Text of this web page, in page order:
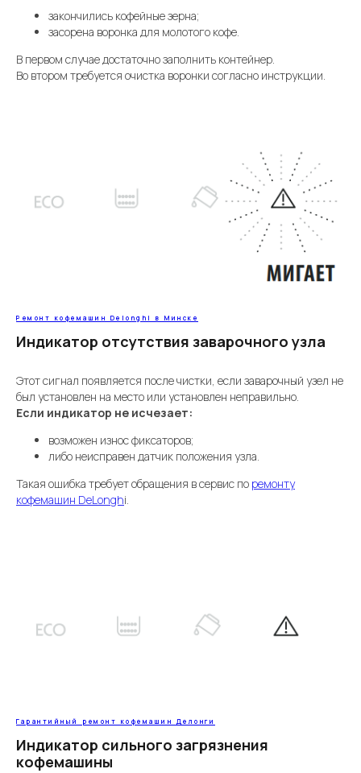
закончились кофейные зерна;
засорена воронка для молотого кофе.
В первом случае достаточно заполнить контейнер.
Во втором требуется очистка воронки согласно инструкции.
Ремонт кофемашин Delonghi в Минске
Индикатор отсутствия заварочного узла
Этот сигнал появляется после чистки, если заварочный узел не
был установлен на место или установлен неправильно.
Если индикатор не исчезает:
возможен износ фиксаторов;
либо неисправен датчик положения узла.
Такая ошибка требует обращения в сервис по ремонту
кофемашин DeLonghi.
Гарантийный ремонт кофемашин Делонги
Индикатор сильного загрязнения
кофемашины